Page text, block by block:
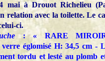
mai à Drouot Richelieu
relation avec la toilette. Le
ci.
: « RARE
églomisé H: 34,5 cm -
tordu et lesté au plomb